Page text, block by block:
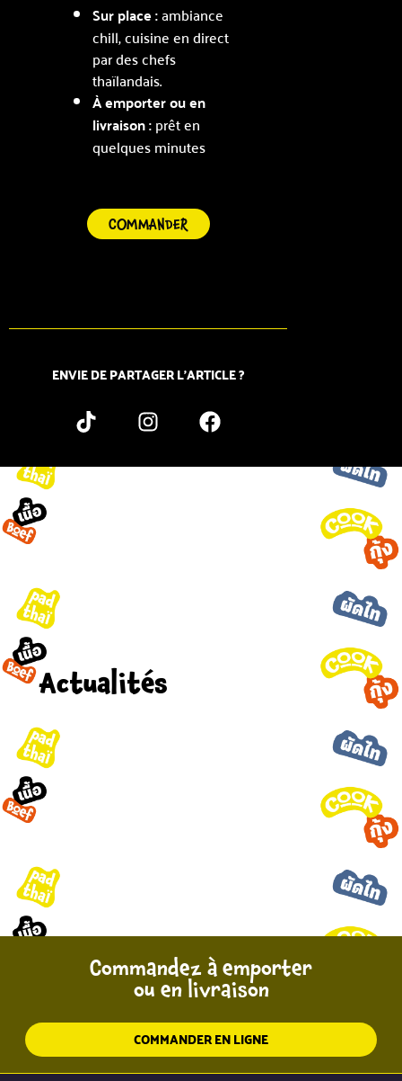
Sur place :ambiance
chill, cuisine en direct
par des chefs
thaïlandais.
À emporter ou en
livraison :prêt en
quelques minutes
COMMANDER
ENVIE DE PARTAGER L’ARTICLE ?
Actualités
Commandez à emporter
ou en livraison
COMMANDER EN LIGNE